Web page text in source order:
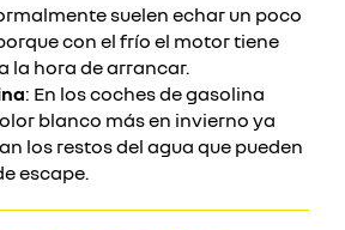
suelen echar un poco
con el frío el motor tiene
la hora de arrancar.
: En los coches de gasolina
blanco más en invierno ya
los restos del agua que pueden
escape.